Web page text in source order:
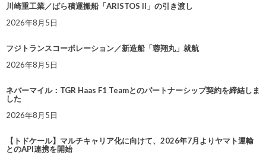
川崎重工業／ばら積運搬船「ARISTOS II」の引き渡し
2026年8月5日
フジトランスコーポレーション／新造船「蓉翔丸」就航
2026年8月5日
ネバーマイル：TGR Haas F1 Teamとのパートナーシップ契約を締結しま
した
2026年8月5日
【トドケール】マルチキャリア化に向けて、2026年7月よりヤマト運輸
とのAPI連携を開始